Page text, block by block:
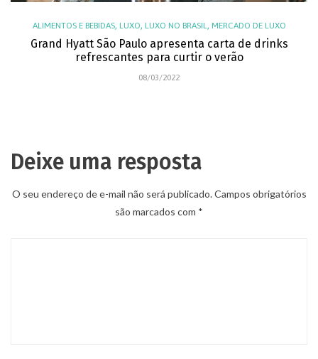
ALIMENTOS E BEBIDAS, LUXO, LUXO NO BRASIL, MERCADO DE LUXO
Grand Hyatt São Paulo apresenta carta de drinks
refrescantes para curtir o verão
08/03/2022
Deixe uma resposta
O seu endereço de e-mail não será publicado.Campos obrigatórios
são marcados com *